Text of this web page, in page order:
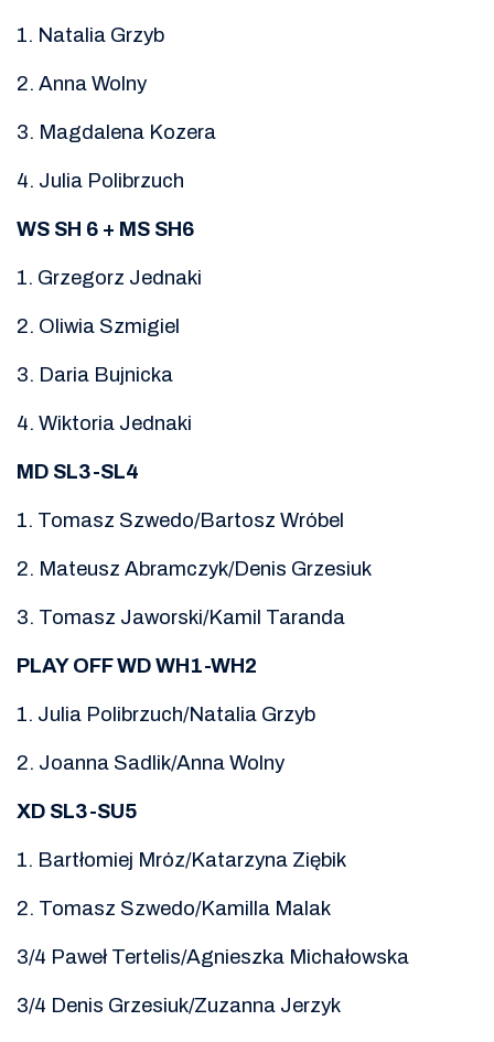
1. Natalia Grzyb
2. Anna Wolny
3. Magdalena Kozera
4. Julia Polibrzuch
WS SH 6 + MS SH6
1. Grzegorz Jednaki
2. Oliwia Szmigiel
3. Daria Bujnicka
4. Wiktoria Jednaki
MD SL3-SL4
1. Tomasz Szwedo/Bartosz Wróbel
2. Mateusz Abramczyk/Denis Grzesiuk
3. Tomasz Jaworski/Kamil Taranda
PLAY OFF WD WH1-WH2
1. Julia Polibrzuch/Natalia Grzyb
2. Joanna Sadlik/Anna Wolny
XD SL3-SU5
1. Bartłomiej Mróz/Katarzyna Ziębik
2. Tomasz Szwedo/Kamilla Malak
3/4 Paweł Tertelis/Agnieszka Michałowska
3/4 Denis Grzesiuk/Zuzanna Jerzyk